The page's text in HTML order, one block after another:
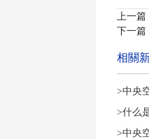
上一篇
下一篇
相關
>中央
>什么
>中央